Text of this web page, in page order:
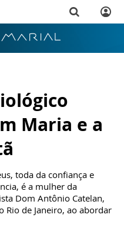
Maria e a
toda da confiança e
é a mulher da
Dom Antônio Catelan,
Rio de Janeiro, ao abordar